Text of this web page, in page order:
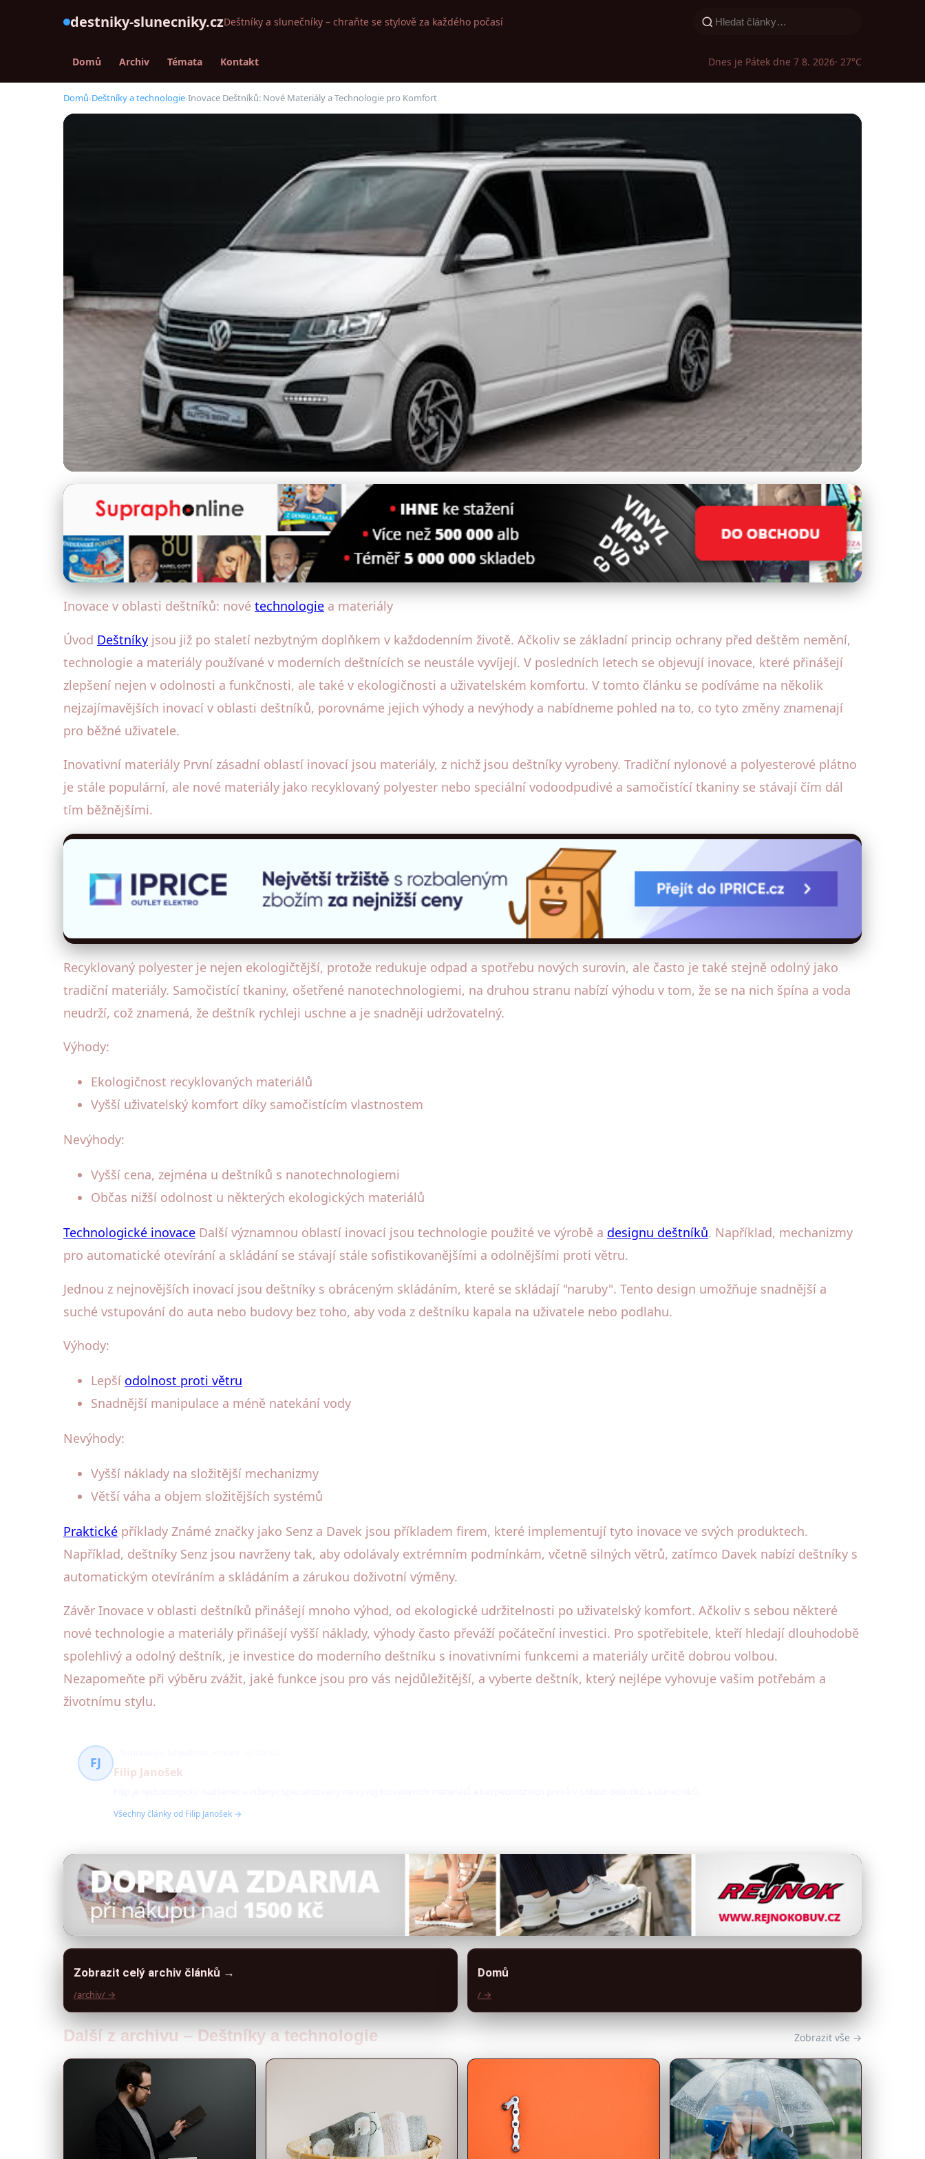
destniky-slunecniky.czDeštníky a slunečníky – chraňte se stylově za každého počasí
Domů Archiv Témata Kontakt Dnes je Pátek dne 7 8. 2026· 27°C
Domů›Deštníky a technologie›Inovace Deštníků: Nové Materiály a Technologie pro Komfort
Inovace Deštníků: Nové Materiály a Technologie pro Komfort
5. 11. 2025· 4 min čtení · Autor: Filip Janošek
Inovace v oblasti deštníků: nové technologie a materiály
Úvod Deštníky jsou již po staletí nezbytným doplňkem v každodenním životě. Ačkoliv se základní princip ochrany před deštěm nemění,
technologie a materiály používané v moderních deštnících se neustále vyvíjejí. V posledních letech se objevují inovace, které přinášejí
zlepšení nejen v odolnosti a funkčnosti, ale také v ekologičnosti a uživatelském komfortu. V tomto článku se podíváme na několik
nejzajímavějších inovací v oblasti deštníků, porovnáme jejich výhody a nevýhody a nabídneme pohled na to, co tyto změny znamenají
pro běžné uživatele.
Inovativní materiály První zásadní oblastí inovací jsou materiály, z nichž jsou deštníky vyrobeny. Tradiční nylonové a polyesterové plátno
je stále populární, ale nové materiály jako recyklovaný polyester nebo speciální vodoodpudivé a samočistící tkaniny se stávají čím dál
tím běžnějšími.
Recyklovaný polyester je nejen ekologičtější, protože redukuje odpad a spotřebu nových surovin, ale často je také stejně odolný jako
tradiční materiály. Samočistící tkaniny, ošetřené nanotechnologiemi, na druhou stranu nabízí výhodu v tom, že se na nich špína a voda
neudrží, což znamená, že deštník rychleji uschne a je snadněji udržovatelný.
Výhody:
Ekologičnost recyklovaných materiálů
Vyšší uživatelský komfort díky samočistícím vlastnostem
Nevýhody:
Vyšší cena, zejména u deštníků s nanotechnologiemi
Občas nižší odolnost u některých ekologických materiálů
Technologické inovace Další významnou oblastí inovací jsou technologie použité ve výrobě a designu deštníků. Například, mechanizmy
pro automatické otevírání a skládání se stávají stále sofistikovanějšími a odolnějšími proti větru.
Jednou z nejnovějších inovací jsou deštníky s obráceným skládáním, které se skládají "naruby". Tento design umožňuje snadnější a
suché vstupování do auta nebo budovy bez toho, aby voda z deštníku kapala na uživatele nebo podlahu.
Výhody:
Lepší odolnost proti větru
Snadnější manipulace a méně natekání vody
Nevýhody:
Vyšší náklady na složitější mechanizmy
Větší váha a objem složitějších systémů
Praktické příklady Známé značky jako Senz a Davek jsou příkladem firem, které implementují tyto inovace ve svých produktech.
Například, deštníky Senz jsou navrženy tak, aby odolávaly extrémním podmínkám, včetně silných větrů, zatímco Davek nabízí deštníky s
automatickým otevíráním a skládáním a zárukou doživotní výměny.
Závěr Inovace v oblasti deštníků přinášejí mnoho výhod, od ekologické udržitelnosti po uživatelský komfort. Ačkoliv s sebou některé
nové technologie a materiály přinášejí vyšší náklady, výhody často převáží počáteční investici. Pro spotřebitele, kteří hledají dlouhodobě
spolehlivý a odolný deštník, je investice do moderního deštníku s inovativními funkcemi a materiály určitě dobrou volbou.
Nezapomeňte při výběru zvážit, jaké funkce jsou pro vás nejdůležitější, a vyberte deštník, který nejlépe vyhovuje vašim potřebám a
životnímu stylu.
FJ
Filip Janošek
Všechny články od Filip Janošek →
Zobrazit celý archiv článků →
/archiv/ →
Domů
/ →
Další z archivu – Deštníky a technologie Zobrazit vše →